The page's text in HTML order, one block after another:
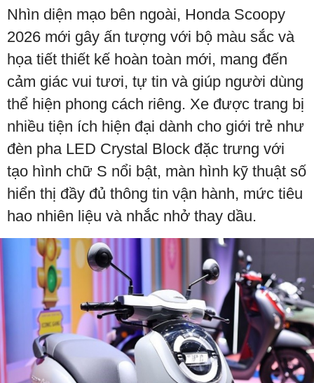
Nhìn diện mạo bên ngoài, Honda Scoopy
2026 mới gây ấn tượng với bộ màu sắc và
họa tiết thiết kế hoàn toàn mới, mang đến
cảm giác vui tươi, tự tin và giúp người dùng
thể hiện phong cách riêng. Xe được trang bị
nhiều tiện ích hiện đại dành cho giới trẻ như
đèn pha LED Crystal Block đặc trưng với
tạo hình chữ S nổi bật, màn hình kỹ thuật số
hiển thị đầy đủ thông tin vận hành, mức tiêu
hao nhiên liệu và nhắc nhở thay dầu.